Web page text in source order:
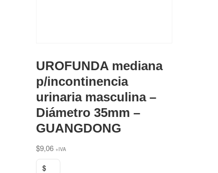
UROFUNDA mediana
p/incontinencia
urinaria masculina –
Diámetro 35mm –
GUANGDONG
$9,06 +IVA
$